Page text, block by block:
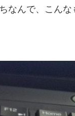
んで、こんな